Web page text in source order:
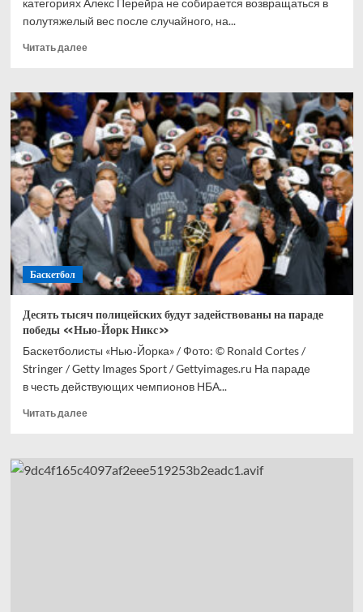
категориях Алекс Перейра не собирается возвращаться в
полутяжелый вес после случайного, на...
Читать далееПрочитать
Алекс
Перейра
остается
в
тяжелом
весе
Баскетбол
Десять тысяч полицейских будут задействованы на параде
победы «Нью‑Йорк Никс»
Баскетболисты «Нью‑Йорка» / Фото: © Ronald Cortes /
Stringer / Getty Images Sport / Gettyimages.ru На параде
в честь действующих чемпионов НБА...
Читать далееПрочитать
тысяч